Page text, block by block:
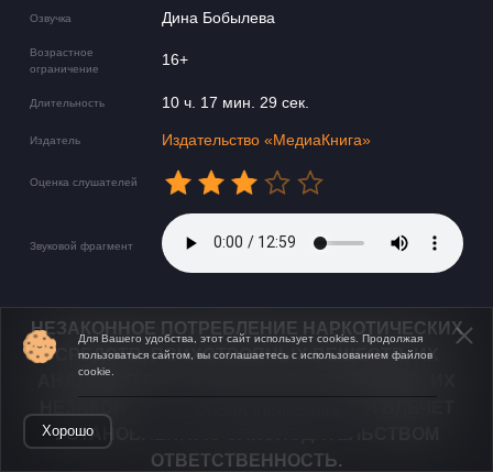
Озвучка Дина Бобылева
Возрастное
ограничение
16+
Длительность 10 ч. 17 мин. 29 сек.
Издатель Издательство «МедиаКнига»
Оценка слушателей
Звуковой фрагмент
НЕЗАКОННОЕ ПОТРЕБЛЕНИЕ НАРКОТИЧЕСКИХ
СРЕДСТВ, ПСИХОТРОПНЫХ ВЕЩЕСТВ, ИХ
АНАЛОГОВ ПРИЧИНЯЕТ ВРЕД ЗДОРОВЬЮ, ИХ
УСТАНОВЛЕННУЮ ЗАКОНОДАТЕЛЬСТВОМ
ОТВЕТСТВЕННОСТЬ.
Для Вашего удобства, этот сайт использует cookies. Продолжая
пользоваться сайтом, вы соглашаетесь с использованием файлов
cookie.
Хорошо